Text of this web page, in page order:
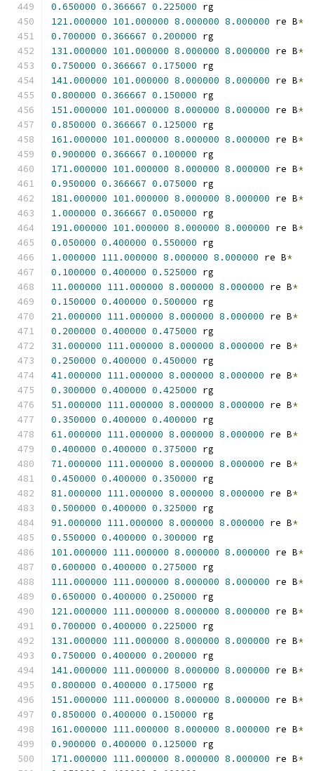
0.650000 0.366667 0.225000 rg
121.000000 101.000000 8.000000 8.000000 re B*
0.700000 0.366667 0.200000 rg
131.000000 101.000000 8.000000 8.000000 re B*
0.750000 0.366667 0.175000 rg
141.000000 101.000000 8.000000 8.000000 re B*
0.800000 0.366667 0.150000 rg
151.000000 101.000000 8.000000 8.000000 re B*
0.850000 0.366667 0.125000 rg
161.000000 101.000000 8.000000 8.000000 re B*
0.900000 0.366667 0.100000 rg
171.000000 101.000000 8.000000 8.000000 re B*
0.950000 0.366667 0.075000 rg
181.000000 101.000000 8.000000 8.000000 re B*
1.000000 0.366667 0.050000 rg
191.000000 101.000000 8.000000 8.000000 re B*
0.050000 0.400000 0.550000 rg
1.000000 111.000000 8.000000 8.000000 re B*
0.100000 0.400000 0.525000 rg
11.000000 111.000000 8.000000 8.000000 re B*
0.150000 0.400000 0.500000 rg
21.000000 111.000000 8.000000 8.000000 re B*
0.200000 0.400000 0.475000 rg
31.000000 111.000000 8.000000 8.000000 re B*
0.250000 0.400000 0.450000 rg
41.000000 111.000000 8.000000 8.000000 re B*
0.300000 0.400000 0.425000 rg
51.000000 111.000000 8.000000 8.000000 re B*
0.350000 0.400000 0.400000 rg
61.000000 111.000000 8.000000 8.000000 re B*
0.400000 0.400000 0.375000 rg
71.000000 111.000000 8.000000 8.000000 re B*
0.450000 0.400000 0.350000 rg
81.000000 111.000000 8.000000 8.000000 re B*
0.500000 0.400000 0.325000 rg
91.000000 111.000000 8.000000 8.000000 re B*
0.550000 0.400000 0.300000 rg
101.000000 111.000000 8.000000 8.000000 re B*
0.600000 0.400000 0.275000 rg
111.000000 111.000000 8.000000 8.000000 re B*
0.650000 0.400000 0.250000 rg
121.000000 111.000000 8.000000 8.000000 re B*
0.700000 0.400000 0.225000 rg
131.000000 111.000000 8.000000 8.000000 re B*
0.750000 0.400000 0.200000 rg
141.000000 111.000000 8.000000 8.000000 re B*
0.800000 0.400000 0.175000 rg
151.000000 111.000000 8.000000 8.000000 re B*
0.850000 0.400000 0.150000 rg
161.000000 111.000000 8.000000 8.000000 re B*
0.900000 0.400000 0.125000 rg
171.000000 111.000000 8.000000 8.000000 re B*